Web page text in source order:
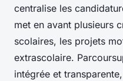
centralise les
met en avant plusieurs
scolaires, les projets
extrascolaire.
intégrée et